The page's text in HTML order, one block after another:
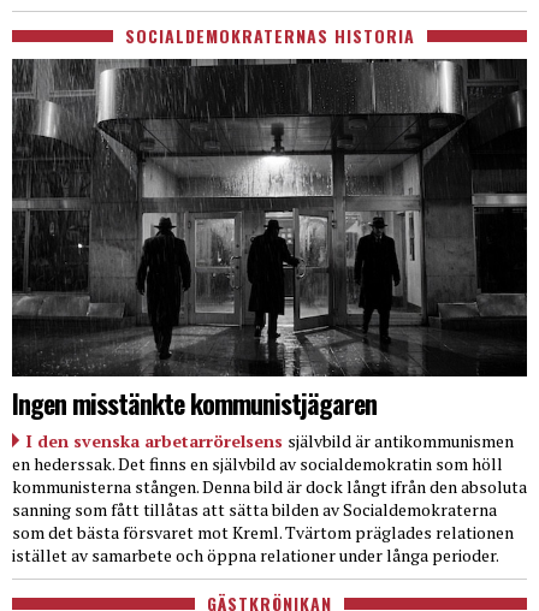
SOCIALDEMOKRATERNAS HISTORIA
Ingen misstänkte kommunistjägaren
I den svenska arbetarrörelsens självbild är antikommunismen
en hederssak. Det finns en självbild av socialdemokratin som höll
kommunisterna stången. Denna bild är dock långt ifrån den absoluta
sanning som fått tillåtas att sätta bilden av Socialdemokraterna
som det bästa försvaret mot Kreml. Tvärtom präglades relationen
istället av samarbete och öppna relationer under långa perioder.
GÄSTKRÖNIKAN